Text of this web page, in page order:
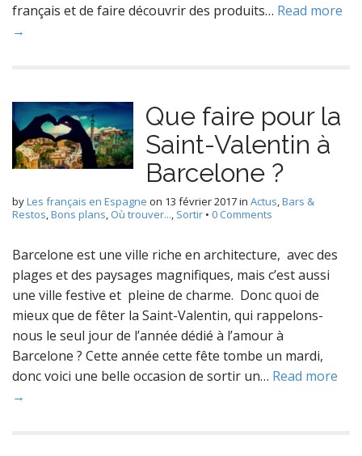
français et de faire découvrir des produits… Read more
→
Que faire pour la
Saint-Valentin à
Barcelone ?
byLes français en Espagne on 13 février 2017in Actus,Bars &
Restos,Bons plans, Où trouver..., Sortir • 0 Comments
Barcelone est une ville riche en architecture, avec des
plages et des paysages magnifiques, mais c’est aussi
une ville festive et pleine de charme. Donc quoi de
mieux que de fêter la Saint-Valentin, qui rappelons-
nous le seul jour de l’année dédié à l’amour à
Barcelone ? Cette année cette fête tombe un mardi,
donc voici une belle occasion de sortir un… Read more
→